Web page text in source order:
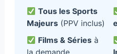
Tous les Sports
Majeurs (PPV inclus)
Films & Séries à